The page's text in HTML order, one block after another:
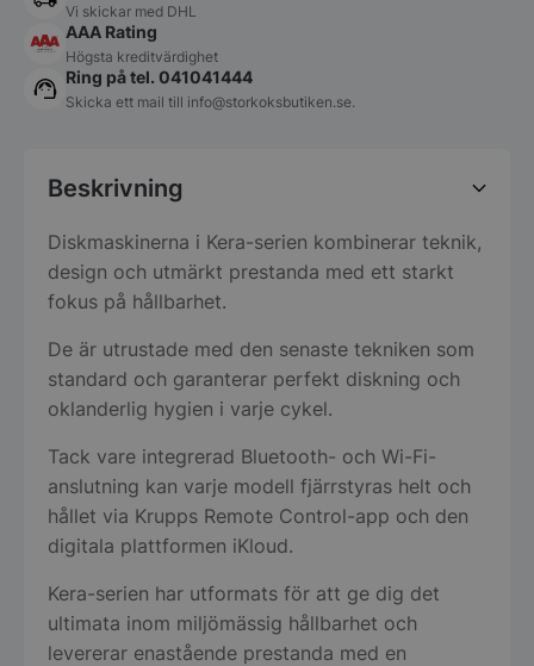
Vi skickar med DHL
AAA Rating
Högsta kreditvärdighet
Ring på tel. 041041444
Skicka ett mail till info@storkoksbutiken.se.
Beskrivning
Diskmaskinerna i Kera-serien kombinerar teknik,
design och utmärkt prestanda med ett starkt
fokus på hållbarhet.
De är utrustade med den senaste tekniken som
standard och garanterar perfekt diskning och
oklanderlig hygien i varje cykel.
Tack vare integrerad Bluetooth- och Wi-Fi-
anslutning kan varje modell fjärrstyras helt och
hållet via Krupps Remote Control-app och den
digitala plattformen iKloud.
Kera-serien har utformats för att ge dig det
ultimata inom miljömässig hållbarhet och
levererar enastående prestanda med en